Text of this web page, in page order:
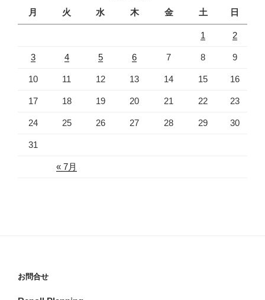
月
火 水 木 金 土 日
« 7月
1 2
3 4 5 6 7 8 9
10 11 12 13 14 15 16
17 18 19 20 21 22 23
24 25 26 27 28 29 30
31
お問合せ